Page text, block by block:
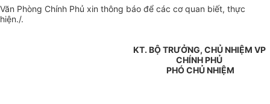
Văn Phòng Chính Phủ xin thông báo để các cơ quan biết, thực
hiện./.
KT. BỘ TRƯỞNG, CHỦ NHIỆM VP
CHÍNH PHỦ
PHÓ CHỦ NHIỆM